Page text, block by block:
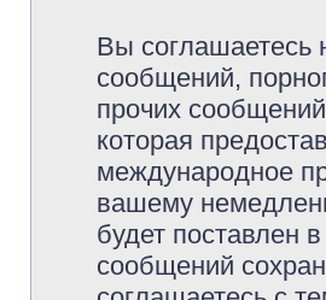
Вы соглашаетесь
сообщений,
прочих
которая
международное
вашему
будет поставлен
сообщений